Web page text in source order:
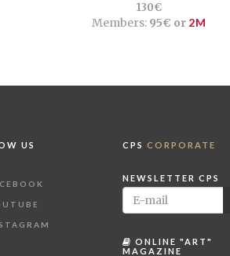
130€
Members:95€ or 2M
US CPS CORPORATE
NEWSLETTER CPS
ONLINE "ART"
MAGAZINE